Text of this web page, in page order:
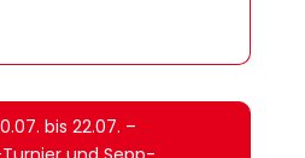
bis 22.07. –